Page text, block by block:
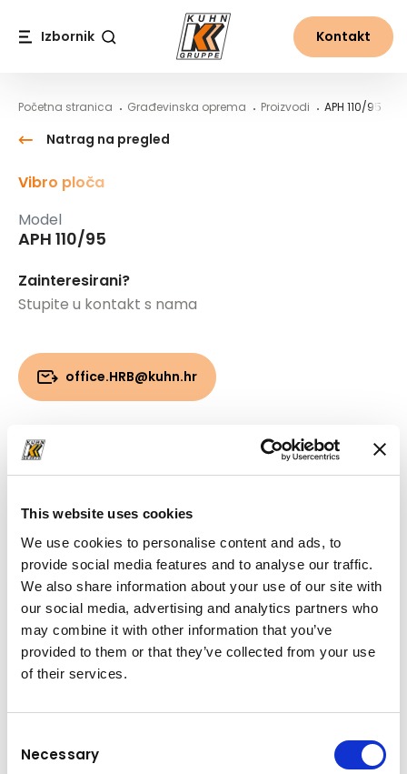
This website uses cookies
We use cookies to personalise content and ads, to
provide social media features and to analyse our traffic.
We also share information about your use of our site with
our social media, advertising and analytics partners who
may combine it with other information that you’ve
provided to them or that they’ve collected from your use
of their services.
Selection
Necessary
Izbornik Kontakt
Početna stranica Građevinska oprema Proizvodi APH 110/95
Natrag na pregled
Vibro ploča
Model
APH 110/95
Zainteresirani?
Stupite u kontakt s nama
office.HRB@kuhn.hr
Preuzimanja
Mapa
(PDF, 4.82 MB)
Mapa (PDF, 5.79 MB)
Mapa (PDF, 4.89 MB)